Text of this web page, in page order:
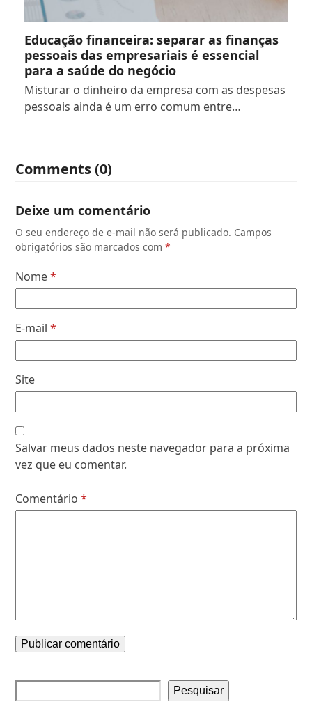
Educação financeira: separar as finanças
pessoais das empresariais é essencial
para a saúde do negócio
Misturar o dinheiro da empresa com as despesas
pessoais ainda é um erro comum entre…
Comments (0)
Deixe um comentário
O seu endereço de e-mail não será publicado. Campos
obrigatórios são marcados com*
Nome*
E-mail*
Site
Salvar meus dados neste navegador para a próxima
vez que eu comentar.
Comentário*
Pesquisar